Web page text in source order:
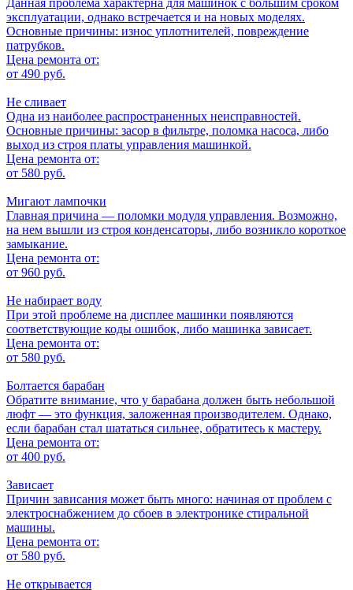
эксплуатации, однако встречается и на новых моделях.
Основные причины: износ уплотнителей, повреждение
патрубков.
Цена ремонта от:
от 490 руб.
Не сливает
Одна из наиболее распространенных неисправностей.
Основные причины: засор в фильтре, поломка насоса, либо
выход из строя платы управления машинкой.
Цена ремонта от:
от 580 руб.
Мигают лампочки
Главная причина — поломки модуля управления. Возможно,
на нем вышли из строя конденсаторы, либо возникло короткое
замыкание.
Цена ремонта от:
от 960 руб.
Не набирает воду
При этой проблеме на дисплее машинки появляются
соответствующие коды ошибок, либо машинка зависает.
Цена ремонта от:
от 580 руб.
Болтается барабан
Обратите внимание, что у барабана должен быть небольшой
люфт — это функция, заложенная производителем. Однако,
если барабан стал шататься сильнее, обратитесь к мастеру.
Цена ремонта от:
от 400 руб.
Зависает
Причин зависания может быть много: начиная от проблем с
электроснабжением до сбоев в электронике стиральной
машины.
Цена ремонта от:
от 580 руб.
Не открывается